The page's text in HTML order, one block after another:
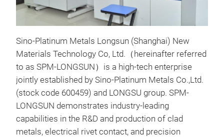
Sino-Platinum Metals Longsun (Shanghai) New
Materials Technology Co, Ltd.
（ hereinafter referred
to as SPM-LONGSUN） is a high-tech enterprise
jointly established by Sino-Platinum Metals Co.,Ltd.
(stock code 600459) and LONGSU group. SPM-
LONGSUN demonstrates ‌industry-leading
capabilities‌ in the R&D and production of clad
metals‌, ‌electrical rivet contact‌, and ‌precision